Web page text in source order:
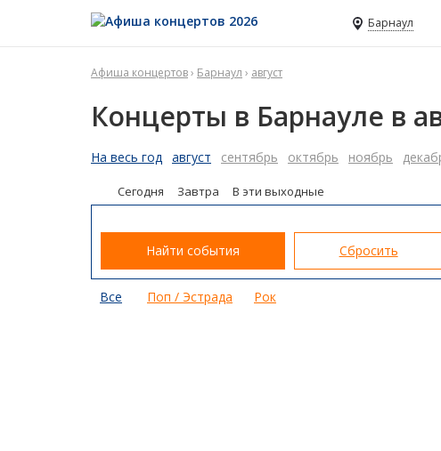
Барнаул
Афиша концертов› Барнаул › август
Концерты в Барнауле в
На весь год август сентябрь октябрь ноябрь
Сегодня Завтра В эти выходные
Найти события Сбросить
Все Поп / Эстрада Рок